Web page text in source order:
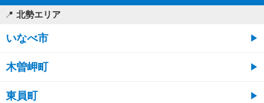
北勢エリア
いなべ市
木曽岬町
東員町